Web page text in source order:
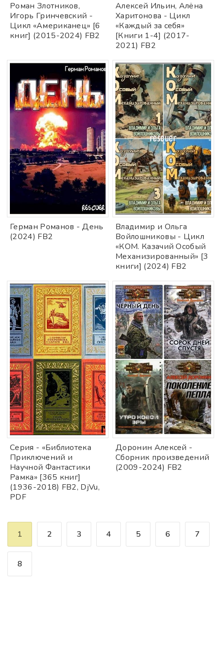
Роман Злотников,
Игорь Гринчевский -
Цикл «Американец» [6
книг] (2015-2024) FB2
Алексей Ильин, Алёна
Харитонова - Цикл
«Каждый за себя»
[Книги 1-4] (2017-
2021) FB2
Герман Романов - День
(2024) FB2
Владимир и Ольга
Войлошниковы - Цикл
«КОМ. Казачий Особый
Механизированный» [3
книги] (2024) FB2
Серия - «Библиотека
Приключений и
Научной Фантастики
Рамка» [365 книг]
(1936-2018) FB2, DjVu,
PDF
Доронин Алексей -
Сборник произведений
(2009-2024) FB2
1 2 3 4 5 6 7
8